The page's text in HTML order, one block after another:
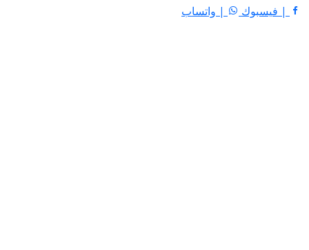
| فيسبوك | واتساب